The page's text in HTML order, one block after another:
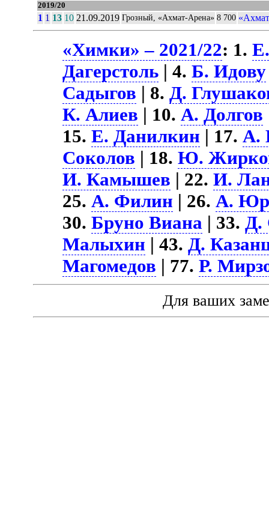
2019/20
1 1 13 10 21.09.2019 Грозный, «Ахмат-Арена» 8 700
«Химки» – 2021/22: 1.
Дагерстоль | 4.Б. Идову
Садыгов | 8.Д.
К. Алиев | 10.А. Долгов
15.Е. Данилкин | 17.А.
Соколов | 18.Ю.
И. Камышев | 22.И.
25.А. Филин | 26.А.
30.Бруно Виана | 33.Д.
Малыхин | 43.Д.
Магомедов | 77.Р.
Для ваших